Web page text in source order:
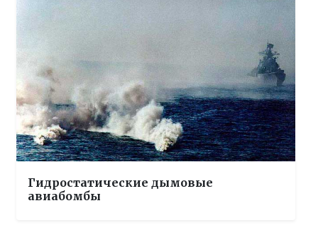
Гидростатические дымовые
авиабомбы